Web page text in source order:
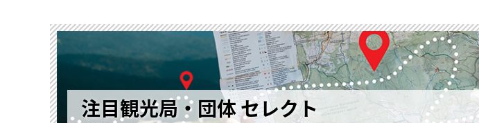
注目観光局・団体 セレクト